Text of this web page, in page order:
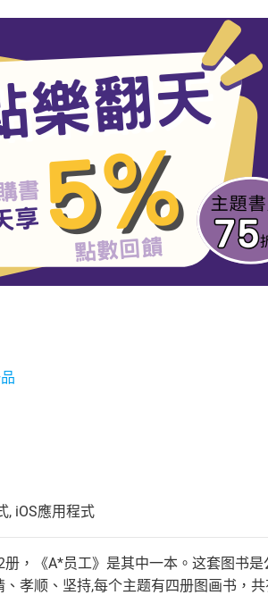
, iOS應用程式
，《A*员工》是其中一本。这套图书
孝顺、坚持,每个主题有四册图画书，